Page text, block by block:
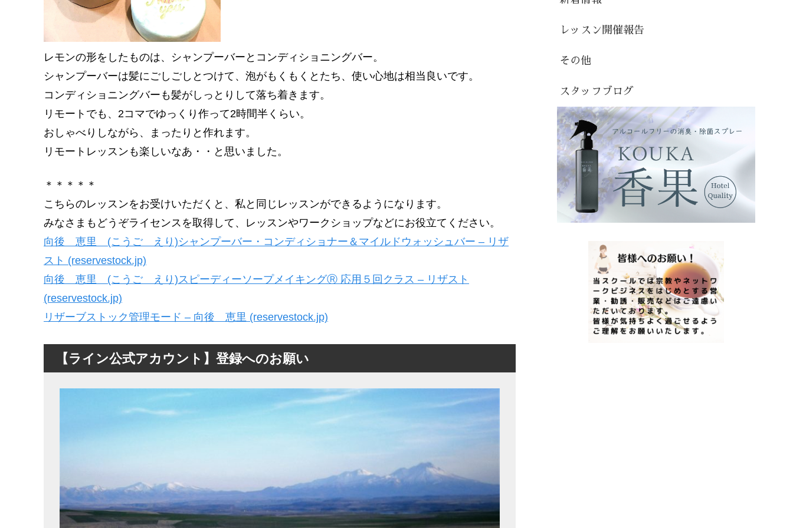
レモンの形をしたものは、シャンプーバーとコンディショニングバー。
シャンプーバーは髪にごしごしとつけて、泡がもくもくとたち、使い心地は相当良いです。
コンディショニングバーも髪がしっとりして落ち着きます。
リモートでも、2コマでゆっくり作って2時間半くらい。
おしゃべりしながら、まったりと作れます。
リモートレッスンも楽しいなあ・・と思いました。
＊＊＊＊＊
こちらのレッスンをお受けいただくと、私と同じレッスンができるようになります。
みなさまもどうぞライセンスを取得して、レッスンやワークショップなどにお役立てください。
向後 恵里 (こうご えり)シャンプーバー・コンディショナー＆マイルドウォッシュバー – リザ
スト (reservestock.jp)
向後 恵里 (こうご えり)スピーディーソープメイキングⓇ 応用５回クラス – リザスト
(reservestock.jp)
リザーブストック管理モード – 向後 恵里 (reservestock.jp)
【ライン公式アカウント】登録へのお願い
レッスン開催報告
その他
スタッフブログ